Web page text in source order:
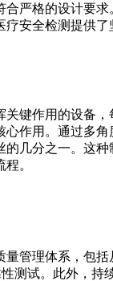
严格的设计要
安全检测提供了
键作用的设备
作用。通过多
几分之一。这
。
管理体系，包
测试。此外，持